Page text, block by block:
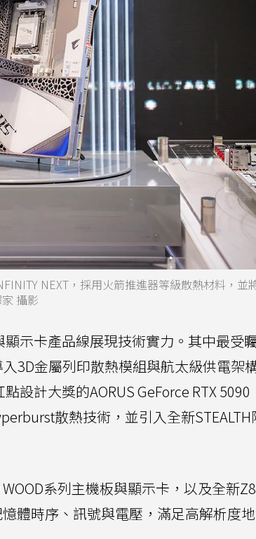
NEXT，採用火箭推進器等級散熱材料，並
攝影
示卡產品線展現技術實力。其中最受
入3D金屬列印散熱模組與航太級供電架
設計大獎的AORUS GeForce RTX 5090
散熱技術，並引入全新
系列主機板與顯示卡，以及全新
體時序、訊號與電壓，滿足高解析度